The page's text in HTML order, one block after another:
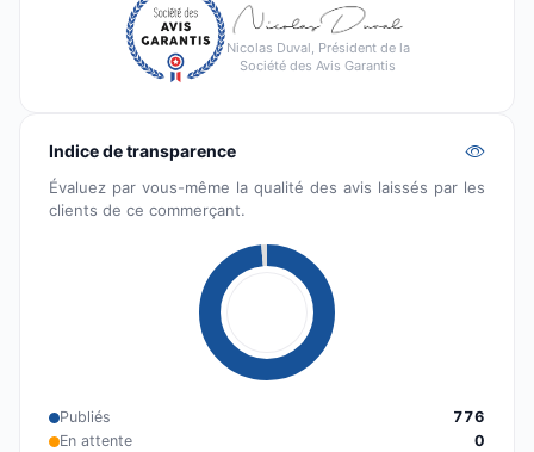
Nicolas Duval, Président de la
Société des Avis Garantis
Indice de transparence
Évaluez par vous-même la qualité des avis laissés par les
clients de ce commerçant.
Publiés
776
En attente
0